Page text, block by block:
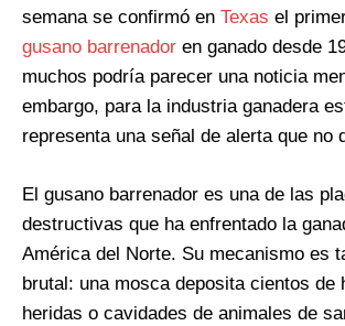
semana se confirmó en Texas el
gusano barrenador en ganado desde
muchos podría parecer una noticia
embargo, para la industria ganadera
representa una señal de alerta que no
El gusano barrenador es una de las
destructivas que ha enfrentado la
América del Norte. Su mecanismo es
brutal: una mosca deposita cientos de
heridas o cavidades de animales de